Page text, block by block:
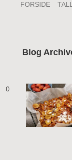
FORSIDE
Blog
0